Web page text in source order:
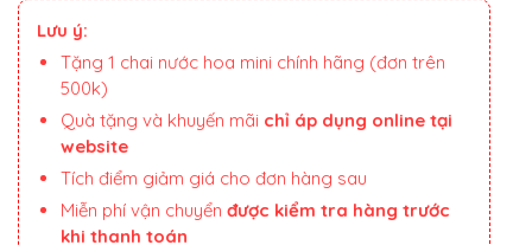
Lưu ý:
Tặng 1 chai nước hoa mini chính hãng (đơn trên
500k)
Quà tặng và khuyến mãi chỉ áp dụng online tại
website
Tích điểm giảm giá cho đơn hàng sau
Miễn phí vận chuyển được kiểm tra hàng trước
khi thanh toán